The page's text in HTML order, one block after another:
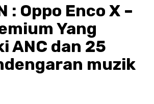
: Oppo Enco X –
Yang
ANC dan 25
muzik